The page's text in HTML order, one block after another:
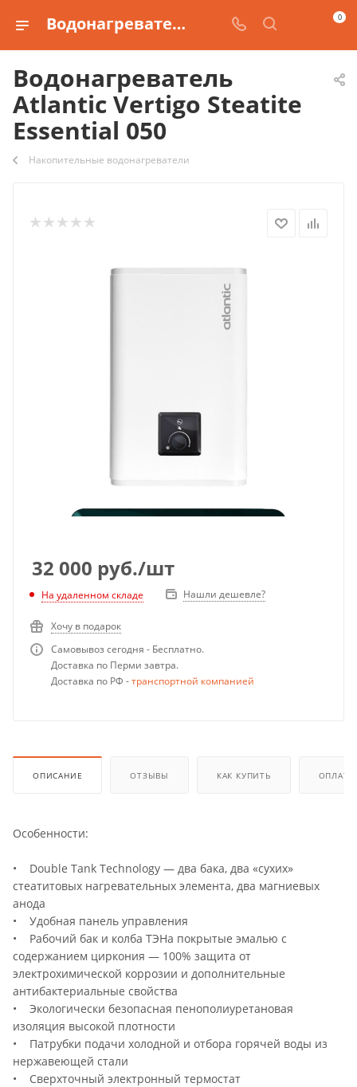
Водонагреватель Atlantic Vertigo Steatite Essential 050 0
Водонагреватель
Atlantic Vertigo Steatite
Essential 050
Накопительные водонагреватели
32 000 руб./шт
На удаленном складе Нашли дешевле?
Хочу в подарок
Самовывоз сегодня - Бесплатно.
Доставка по Перми завтра.
Доставка по РФ -транспортной компанией
ОПИСАНИЕ ОТЗЫВЫ КАК КУПИТЬ ОПЛАТА
Особенности:
• Double Tank Technology — два бака, два «сухих»
стеатитовых нагревательных элемента, два магниевых
анода
• Удобная панель управления
• Рабочий бак и колба ТЭНа покрытые эмалью с
содержанием циркония — 100% защита от
электрохимической коррозии и дополнительные
антибактериальные свойства
• Экологически безопасная пенополиуретановая
изоляция высокой плотности
• Патрубки подачи холодной и отбора горячей воды из
нержавеющей стали
• Сверхточный электронный термостат